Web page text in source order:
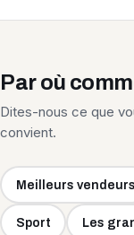
Par où
Dites-nous ce que
convient.
Meilleurs vendeurs
Sport Les